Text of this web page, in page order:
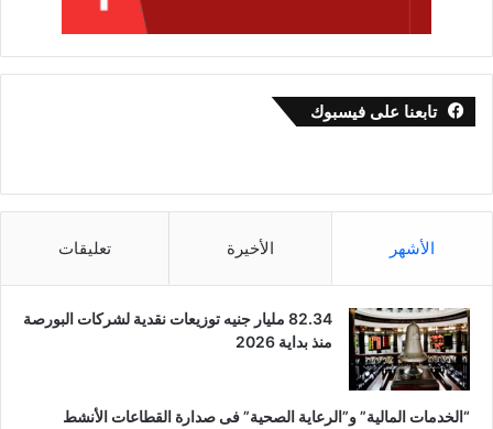
تابعنا على فيسبوك
الأشهر الأخيرة تعليقات
82.34 مليار جنيه توزيعات نقدية لشركات البورصة
منذ بداية 2026
“الخدمات المالية” و”الرعاية الصحية” فى صدارة القطاعات الأنشط